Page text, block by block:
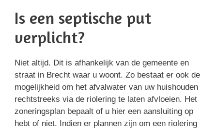
Is een septische put
verplicht?
Niet altijd. Dit is afhankelijk van de gemeente en
straat in Brecht waar u woont. Zo bestaat er ook de
mogelijkheid om het afvalwater van uw huishouden
rechtstreeks via de riolering te laten afvloeien. Het
zoneringsplan bepaalt of u hier een aansluiting op
hebt of niet. Indien er plannen zijn om een riolering